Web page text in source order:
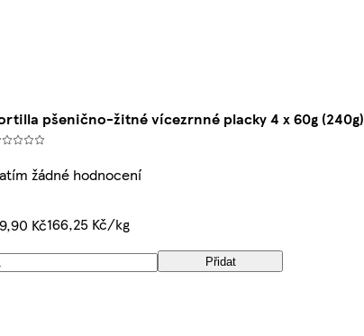
pšenično-žitné vícezrnné placky 4 x 60g (240g)
žádné hodnocení
Kč166,25 Kč/kg
Přidat